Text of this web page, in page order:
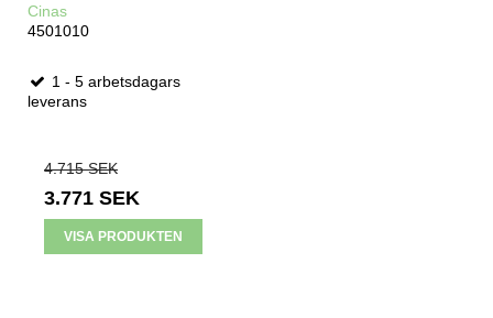
Cinas
4501010
1 - 5 arbetsdagars
leverans
4.715 SEK
3.771 SEK
VISA PRODUKTEN